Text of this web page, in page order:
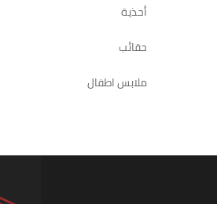
أحذية
حقائب
ملابس اطفال